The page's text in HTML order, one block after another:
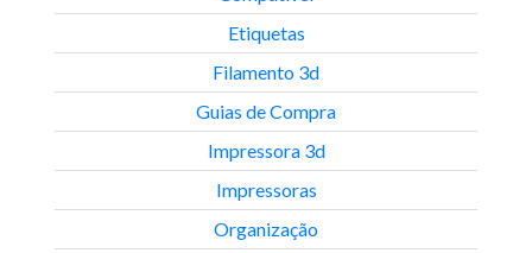
Etiquetas
Filamento 3d
Guias de Compra
Impressora 3d
Impressoras
Organização